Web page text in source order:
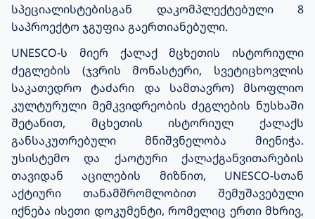
სპეციალისტებისგან
დაკომპლექტებული8
საპროექტო ჯგუფია გაერთიანებული.
UNESCO-ს მიერ ქალაქ მცხეთის
ისტორიული
ძეგლების (ჯვრის მონასტერი, სვეტიცხოვლის
საკათედრო
ტაძარი და სამთავრო) მსოფლიო
კულტურული მემკვიდრეობის ძეგლების ნუსხაში
შეტანით, მცხეთის ისტორიულ
ქალაქს
განსაკუთრებული
მნიშვნელობა მიენიჭა.
უსისტემო
და ქაოტური
ქალაქგანვითარების
თავიდან
აცილების მიზნით, UNESCO-სთან
აქტიური
თანამშრომლობით
შემუშავებული
იქნება ისეთი დოკუმენტი,რომელიც ერთი მხრივ,